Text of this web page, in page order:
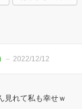
2022/12/12
見れて私も幸せｗ